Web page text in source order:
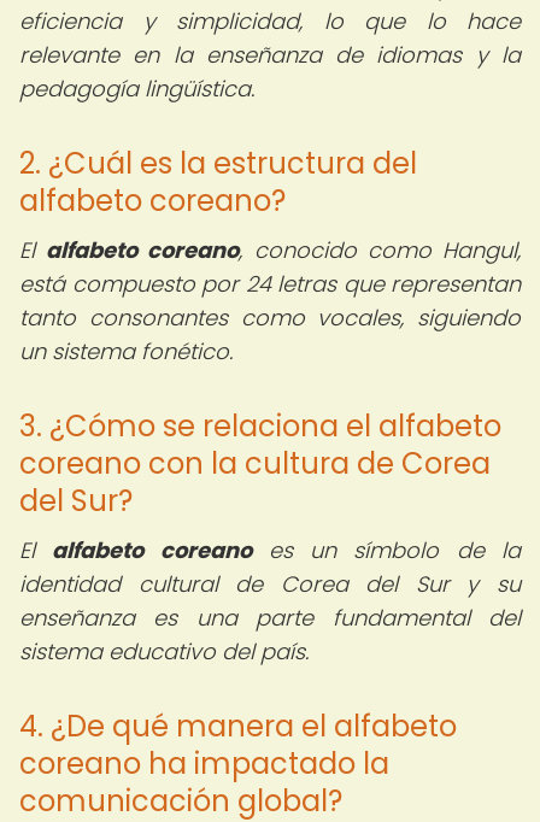
eficiencia y simplicidad, lo que lo hace
relevante en la enseñanza de idiomas y la
pedagogía lingüística.
2. ¿Cuál es la estructura del
alfabeto coreano?
El alfabeto coreano, conocido como Hangul,
está compuesto por 24 letras que representan
tanto consonantes como vocales, siguiendo
un sistema fonético.
3. ¿Cómo se relaciona el alfabeto
coreano con la cultura de Corea
del Sur?
El alfabeto coreanoes un símbolo de la
identidad cultural de Corea del Sur y su
enseñanza es una parte fundamental del
sistema educativo del país.
4. ¿De qué manera el alfabeto
coreano ha impactado la
comunicación global?